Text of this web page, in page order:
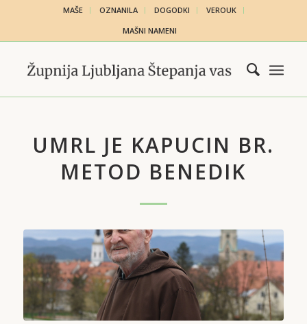
MAŠE OZNANILA DOGODKI
VEROUK
MAŠNI NAMENI
UMRL JE KAPUCIN BR.
METOD BENEDIK